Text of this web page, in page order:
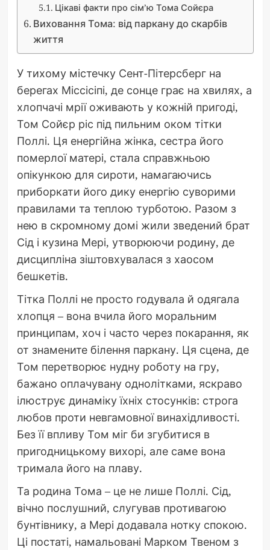
Цікаві факти про сім’ю Тома Сойєра
Виховання Тома: від паркану до скарбів
життя
У тихому містечку Сент-Пітерсберг на
берегах Міссісіпі, де сонце грає на хвилях, а
хлопчачі мрії оживають у кожній пригоді,
Том Сойєр ріс під пильним оком тітки
Поллі. Ця енергійна жінка, сестра його
померлої матері, стала справжньою
опікункою для сироти, намагаючись
приборкати його дику енергію суворими
правилами та теплою турботою. Разом з
нею в скромному домі жили зведений брат
Сід і кузина Мері, утворюючи родину, де
дисципліна зіштовхувалася з хаосом
бешкетів.
Тітка Поллі не просто годувала й одягала
хлопця – вона вчила його моральним
принципам, хоч і часто через покарання, як
от знамените білення паркану. Ця сцена, де
Том перетворює нудну роботу на гру,
бажано оплачувану однолітками, яскраво
ілюструє динаміку їхніх стосунків: строга
любов проти невгамовної винахідливості.
Без її впливу Том міг би згубитися в
пригодницькому вихорі, але саме вона
тримала його на плаву.
Та родина Тома – це не лише Поллі. Сід,
вічно послушний, слугував противагою
бунтівнику, а Мері додавала нотку спокою.
Ці постаті, намальовані Марком Твеном з